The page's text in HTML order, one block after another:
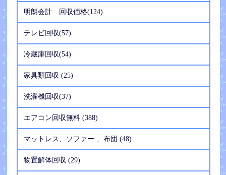
明朗会計 回収価格(124)
テレビ回収(57)
冷蔵庫回収(54)
家具類回収 (25)
洗濯機回収(37)
エアコン回収無料 (388)
マットレス、ソファー 、布団 (48)
物置解体回収 (29)